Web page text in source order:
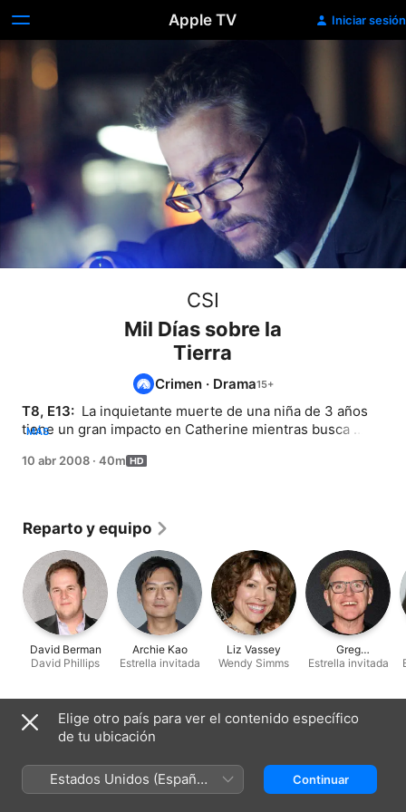
Apple TV Iniciar sesión
CSI
Mil Días sobre la
Tierra
Crimen · Drama
T8, E13: La inquietante muerte de una niña de 3 años
tiene un gran impacto en Catherine mientras busca
MÁS
10 abr 2008 · 40m
Reparto y equipo
David Berman
David Phillips
Archie Kao
Estrella invitada
Liz Vassey
Wendy Simms
Greg
Fitzsimmons
Estrella invitada
Lanzamiento
Duración
40 min
Elige otro país para ver el contenido específico
de tu ubicación
Estados Unidos (Español
México)
Continuar